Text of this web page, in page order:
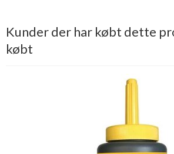
Kunder der har købt dette
købt